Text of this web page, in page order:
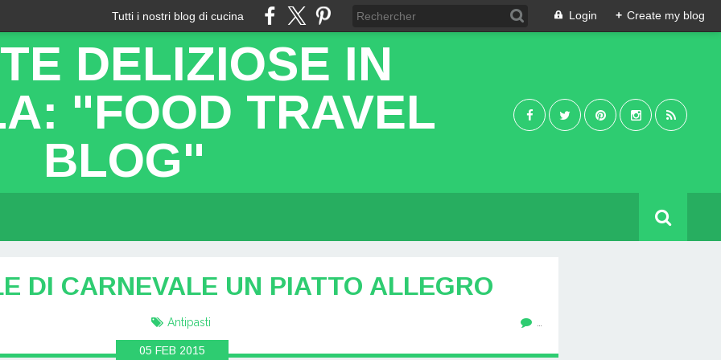
Tutti i nostri blog di cucina Login + Create my blog
DELIZIOSE IN
"FOOD TRAVEL
BLOG"
DI CARNEVALE UN PIATTO ALLEGRO
Antipasti …
05 FEB 2015